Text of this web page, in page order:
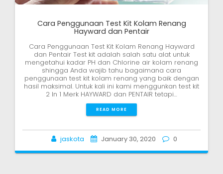
Cara Penggunaan Test Kit Kolam Renang
Hayward dan Pentair
Cara Penggunaan Test Kit Kolam Renang Hayward
dan Pentair Test kit adalah salah satu alat untuk
mengetahui kadar PH dan Chlorine air kolam renang
shingga Anda wajib tahu bagaimana cara
penggunaan test kit kolam renang yang baik dengan
hasil maksimal. Untuk kali ini kami menggunkan test kit
2 In 1 Merk HAYWARD dan PENTAIR tetapi…
READ MORE
jaskota January 30, 2020 0